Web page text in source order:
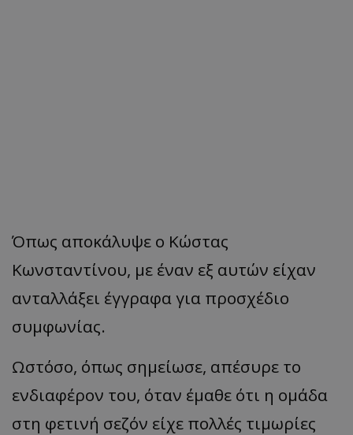
Όπως αποκάλυψε ο Κώστας
Κωνσταντίνου, με έναν εξ αυτών είχαν
ανταλλάξει έγγραφα για προσχέδιο
συμφωνίας.
Ωστόσο, όπως σημείωσε, απέσυρε το
ενδιαφέρον του, όταν έμαθε ότι η ομάδα
στη φετινή σεζόν είχε πολλές τιμωρίες